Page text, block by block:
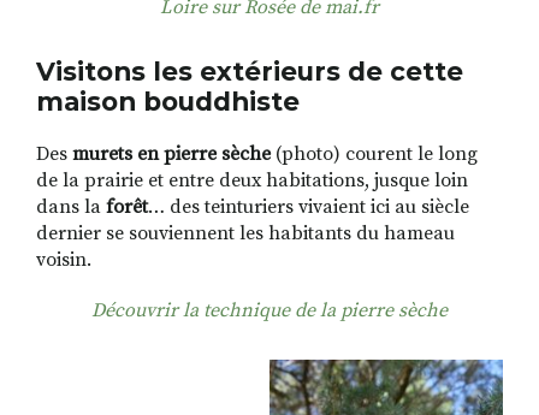
Loire sur Rosée de mai.fr
Visitons les extérieurs de cette
maison bouddhiste
Des murets en pierre sèche(photo) courent le long
de la prairie et entre deux habitations, jusque loin
dans la forêt… des teinturiers vivaient ici au siècle
dernier se souviennent les habitants du hameau
voisin.
Découvrir la technique de la pierre sèche